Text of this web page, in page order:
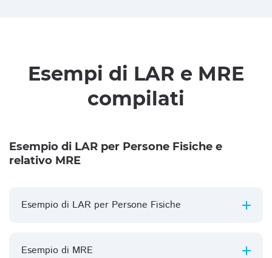
Esempi di LAR e MRE
compilati
Esempio di LAR per Persone Fisiche e
relativo MRE
Esempio di LAR per Persone Fisiche
Esempio di MRE